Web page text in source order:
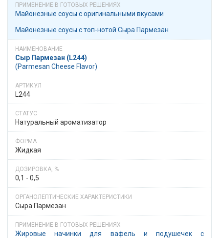
Майонезные соусы с оригинальными вкусами
Майонезные соусы с топ-нотой Сыра Пармезан
Сыр Пармезан (L244)
(Parmesan Cheese Flavor)
L244
Натуральный ароматизатор
Жидкая
0,1 - 0,5
Сыра Пармезан
Жировые начинки для вафель и подушечек с